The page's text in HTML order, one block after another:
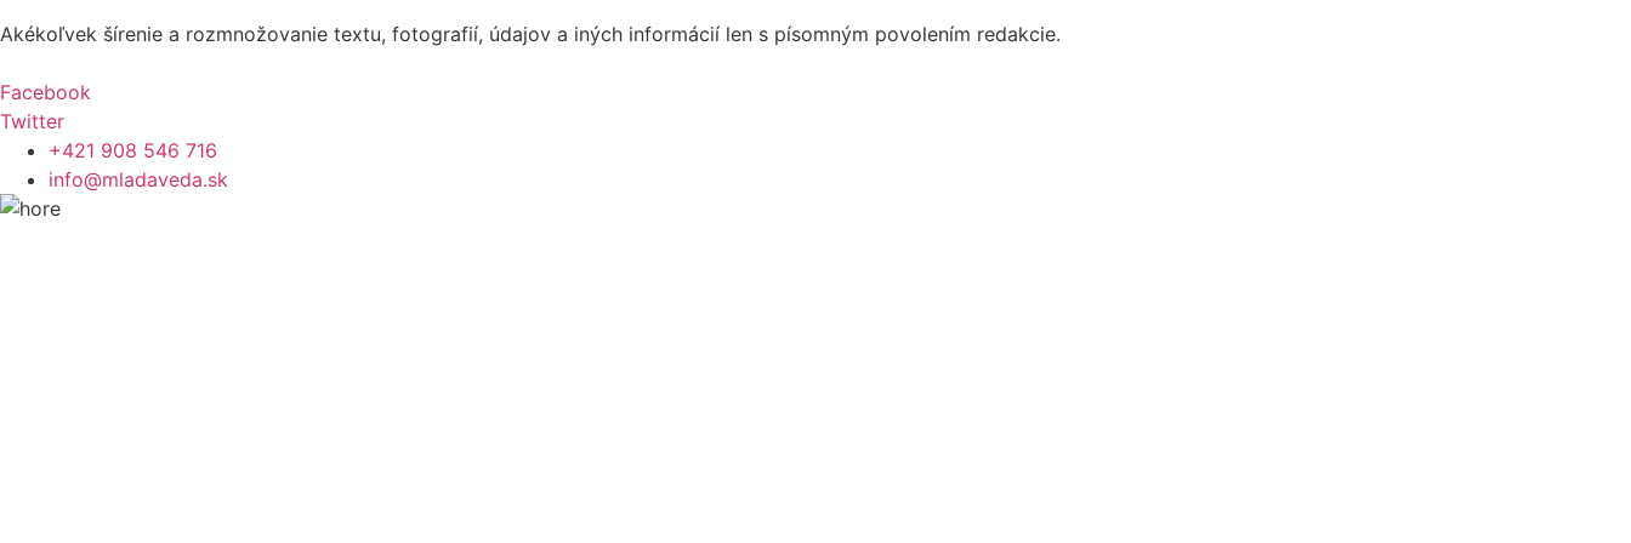
Akékoľvek šírenie a rozmnožovanie textu, fotografií, údajov a iných informácií len s písomným povolením redakcie.
Facebook
Twitter
+421 908 546 716
info@mladaveda.sk